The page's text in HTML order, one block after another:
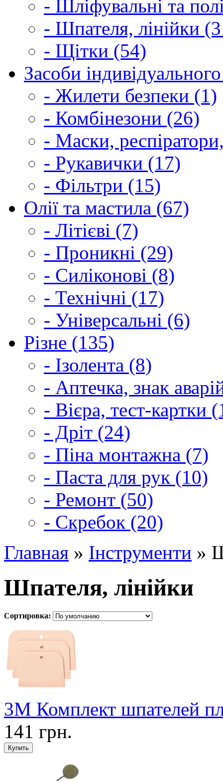
- Шліфувальні та
- Шпателя, лінійки
- Щітки (54)
Засоби
- Жилети безпеки (1)
- Комбінезони (26)
- Маски,
- Рукавички (17)
- Фільтри (15)
Олії та мастила (67)
- Літієві (7)
- Проникні (29)
- Силіконові (8)
- Технічні (17)
- Універсальні (6)
Різне (135)
- Ізолента (8)
- Аптечка, знак
- Вієра, тест-картки
- Дріт (24)
- Піна монтажна (7)
- Паста для рук (10)
- Ремонт (50)
- Скребок (20)
Главная » Інструменти »
Шпателя, лінійки
Сортировка:
3M Комплект шпателей
141 грн.